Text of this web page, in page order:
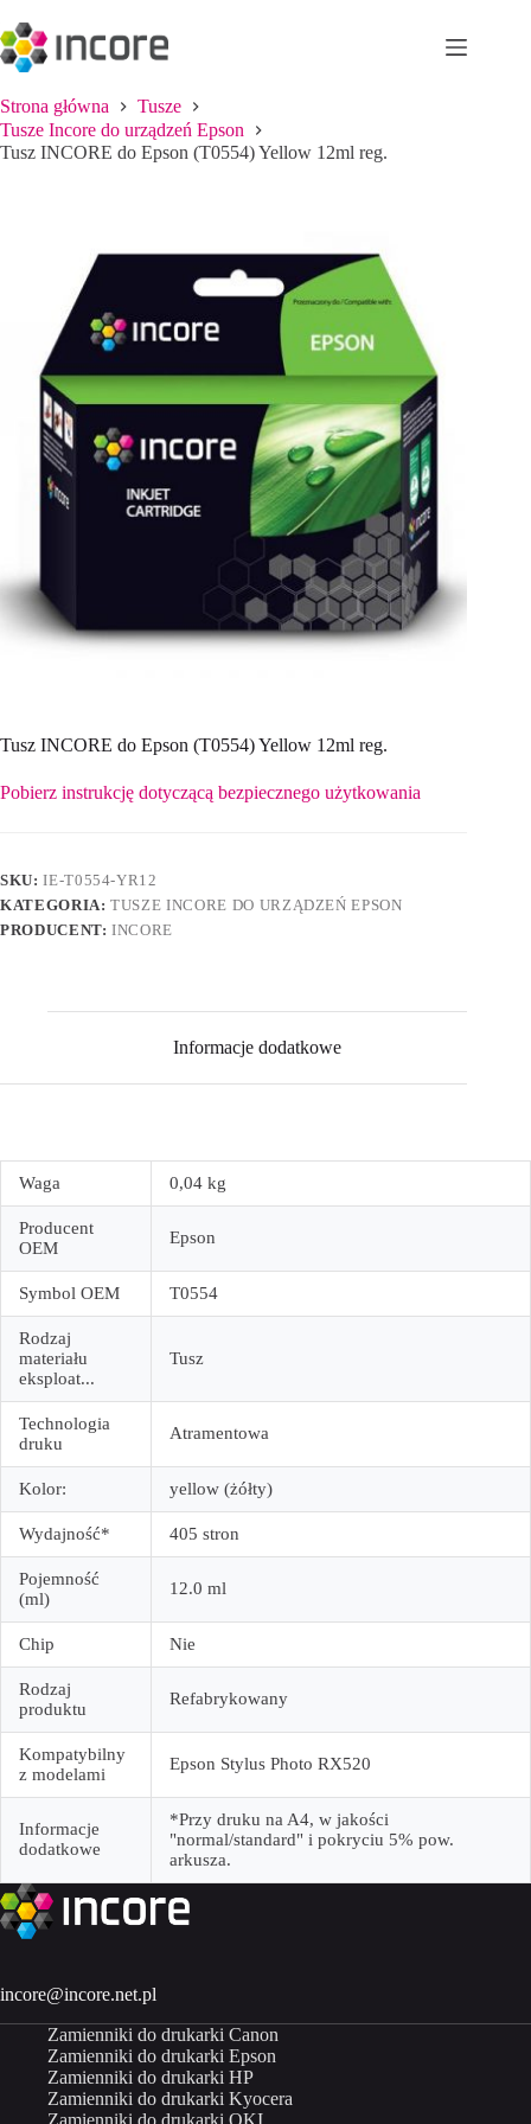
do
treści
Strona główna
Tusze
Tusze Incore do urządzeń Epson
Tusz INCORE do Epson (T0554) Yellow 12ml reg.
Tusz INCORE do Epson (T0554) Yellow 12ml reg.
Pobierz instrukcję dotyczącą bezpiecznego użytkowania
SKU:IE-T0554-YR12
KATEGORIA:TUSZE INCORE DO URZĄDZEŃ EPSON
PRODUCENT:INCORE
Informacje dodatkowe
Waga 0,04 kg
Producent
OEM
Epson
Symbol OEM T0554
Rodzaj
materiału
eksploat...
Tusz
Technologia
druku
Atramentowa
Kolor: yellow (żółty)
Wydajność* 405 stron
Pojemność
(ml)
12.0 ml
Chip Nie
Rodzaj
produktu
Refabrykowany
Kompatybilny
z modelami
Epson Stylus Photo RX520
Informacje
dodatkowe
*Przy druku na A4, w jakości
"normal/standard" i pokryciu 5% pow.
arkusza.
incore@incore.net.pl
Zamienniki do drukarki Canon
Zamienniki do drukarki Epson
Zamienniki do drukarki HP
Zamienniki do drukarki Kyocera